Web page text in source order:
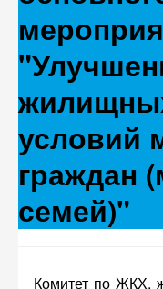
условий
граждан
семей)"
Комитет по ЖКХ,